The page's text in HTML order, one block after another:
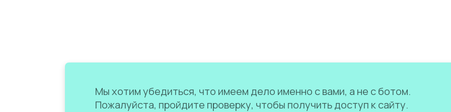
Мы хотим убедиться, что имеем дело именно с вами, а не с ботом.
Пожалуйста, пройдите проверку, чтобы получить доступ к сайту.